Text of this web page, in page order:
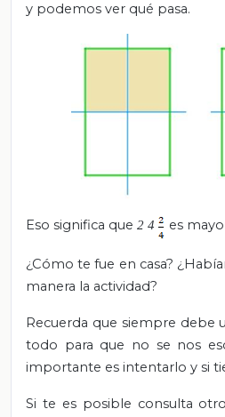
y podemos ver qué pasa.
Eso significa que 2 4 es
¿Cómo te fue en casa?
manera la actividad?
Recuerda que siempre debe
todo para que no se nos
importante es intentarlo y si
Si te es posible consulta